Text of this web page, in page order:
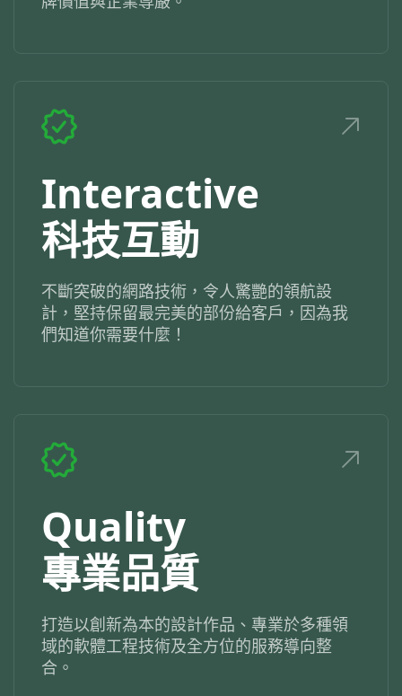
Interactive
科技互動
不斷突破的網路技術，令人驚艷的領航設
計，堅持保留最完美的部份給客戶，因為我
們知道你需要什麼！
Quality
專業品質
打造以創新為本的設計作品、專業於多種領
域的軟體工程技術及全方位的服務導向整
合。